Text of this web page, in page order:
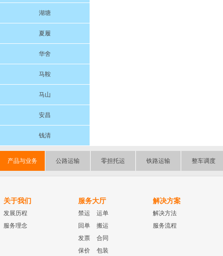
湖塘
夏履
华舍
马鞍
马山
安昌
钱清
产品与业务 公路运输 零担托运 铁路运输 整车调度
关于我们
发展历程
服务理念
服务大厅
禁运
运单
回单
搬运
发票
合同
保价
包装
解决方案
解决方法
服务流程